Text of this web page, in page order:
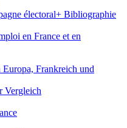
électoral+ Bibliographie
en France et en
Frankreich und
Vergleich